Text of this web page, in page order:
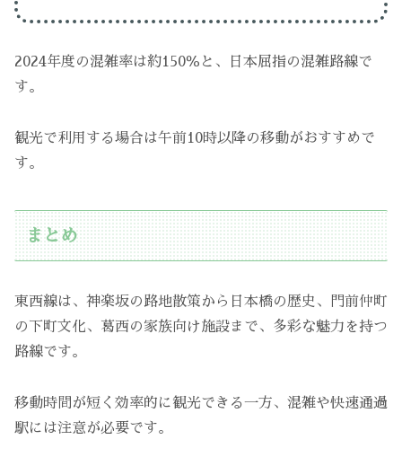
2024年度の混雑率は約150％と、日本屈指の混雑路線で
す。
観光で利用する場合は午前10時以降の移動がおすすめで
す。
まとめ
東西線は、神楽坂の路地散策から日本橋の歴史、門前仲町
の下町文化、葛西の家族向け施設まで、多彩な魅力を持つ
路線です。
移動時間が短く効率的に観光できる一方、混雑や快速通過
駅には注意が必要です。